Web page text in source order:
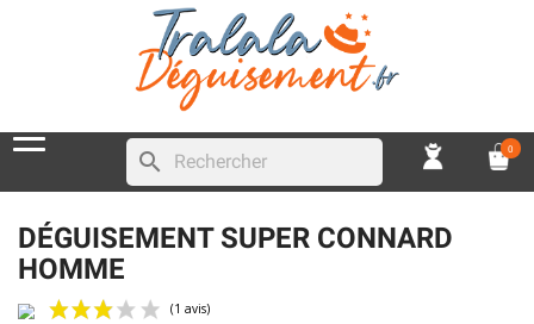
search 0
DÉGUISEMENT SUPER CONNARD
HOMME